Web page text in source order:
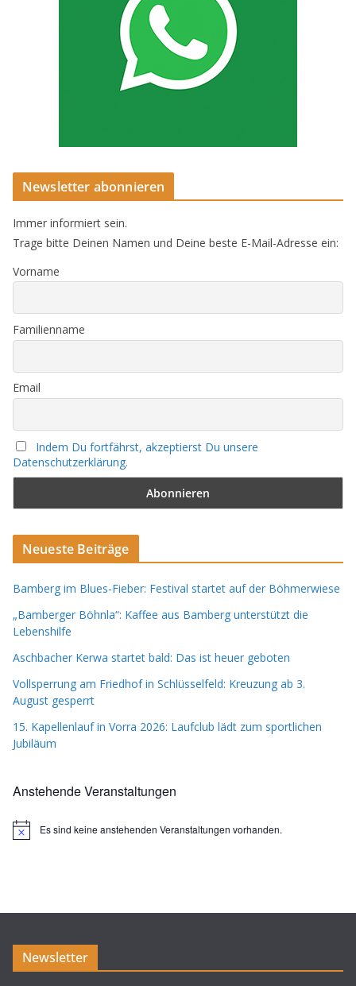
Newsletter abonnieren
Immer informiert sein.
Trage bitte Deinen Namen und Deine beste E-Mail-Adresse ein:
Vorname
Familienname
Email
Indem Du fortfährst, akzeptierst Du unsere
Datenschutzerklärung.
Neueste Beiträge
Bamberg im Blues-Fieber: Festival startet auf der Böhmerwiese
„Bamberger Böhnla“: Kaffee aus Bamberg unterstützt die
Lebenshilfe
Aschbacher Kerwa startet bald: Das ist heuer geboten
Vollsperrung am Friedhof in Schlüsselfeld: Kreuzung ab 3.
August gesperrt
15. Kapellenlauf in Vorra 2026: Laufclub lädt zum sportlichen
Jubiläum
Anstehende Veranstaltungen
H
s
Es sind keine anstehenden Veranstaltungen vorhanden.
Newsletter